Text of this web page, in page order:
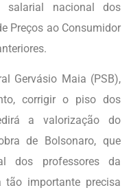
salarial nacional dos
Preços ao Consumidor
Gervásio Maia (PSB),
corrigir o piso dos
a valorização do
de Bolsonaro, que
dos professores da
tão importante precisa